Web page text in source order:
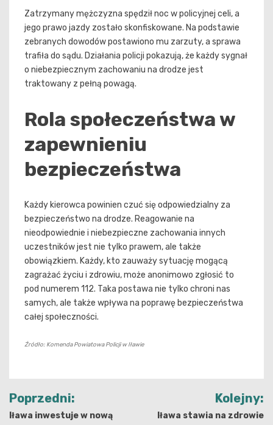
Zatrzymany mężczyzna spędził noc w policyjnej celi, a
jego prawo jazdy zostało skonfiskowane. Na podstawie
zebranych dowodów postawiono mu zarzuty, a sprawa
trafiła do sądu. Działania policji pokazują, że każdy sygnał
o niebezpiecznym zachowaniu na drodze jest
traktowany z pełną powagą.
Rola społeczeństwa w
zapewnieniu
bezpieczeństwa
Każdy kierowca powinien czuć się odpowiedzialny za
bezpieczeństwo na drodze. Reagowanie na
nieodpowiednie i niebezpieczne zachowania innych
uczestników jest nie tylko prawem, ale także
obowiązkiem. Każdy, kto zauważy sytuację mogącą
zagrażać życiu i zdrowiu, może anonimowo zgłosić to
pod numerem 112. Taka postawa nie tylko chroni nas
samych, ale także wpływa na poprawę bezpieczeństwa
całej społeczności.
Źródło: Komenda Powiatowa Policji w Iławie
Nawigacja
wpisu
Poprzedni:
Iława inwestuje w nową
Kolejny:
Iława stawia na zdrowie